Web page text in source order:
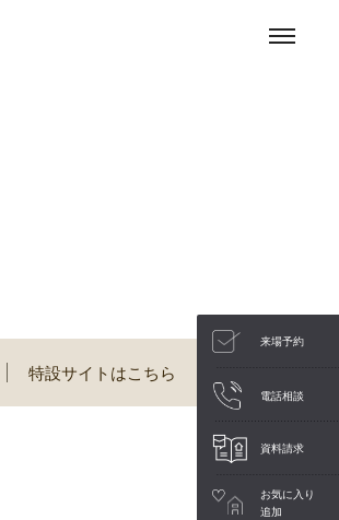
特設サイトはこちら
来場予約
電話相談
資料請求
お気に入り
追加